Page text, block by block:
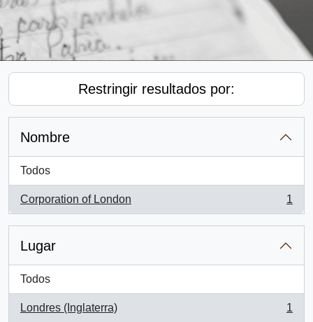
Restringir resultados por:
Nombre
Todos
Corporation of London
, 1 resultados
1
Lugar
Todos
Londres (Inglaterra)
, 1 resultados
1